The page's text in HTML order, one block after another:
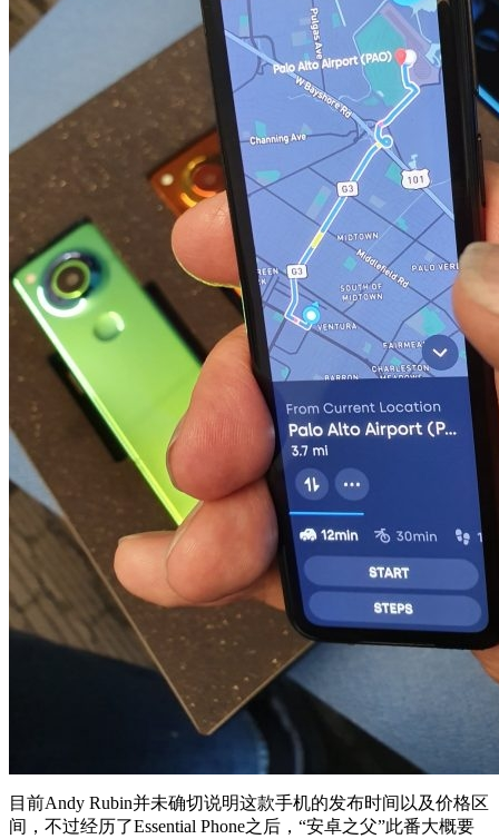
目前Andy Rubin并未确切说明这款手机的发布时间以及价格区
间，不过经历了Essential Phone之后，“安卓之父”此番大概要